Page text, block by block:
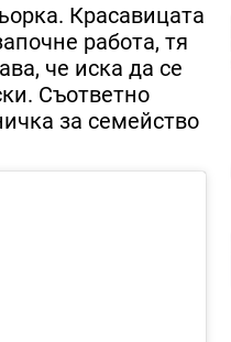
Красавицата
работа, тя
че иска да се
Съответно
за семейство